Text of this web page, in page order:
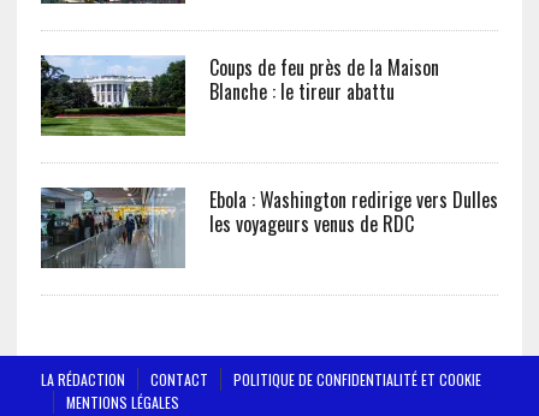
Coups de feu près de la Maison
Blanche : le tireur abattu
Ebola : Washington redirige vers Dulles
les voyageurs venus de RDC
LA RÉDACTION CONTACT
POLITIQUE DE CONFIDENTIALITÉ ET COOKIE
MENTIONS LÉGALES